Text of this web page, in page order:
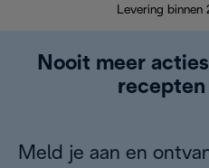
Levering binnen
Nooit meer
recepten
Meld je aan en